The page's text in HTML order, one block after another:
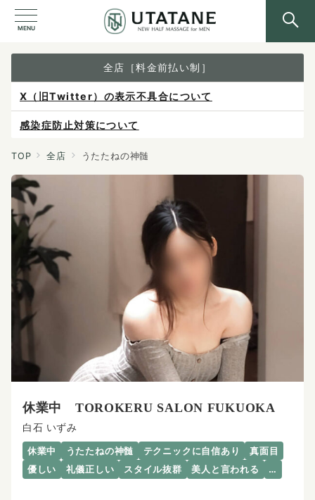
MENU
全店［料金前払い制］
感染症防止対策について
ご予約は各店へ直接お問い合わせください。
料金は当日施術前にお支払いください。
X（旧Twitter）の表示不具合について
TOP 全店 うたたねの神髄
休業中 TOROKERU SALON FUKUOKA
白石 いずみ
休業中 うたたねの神髄 テクニックに自信あり
真面目
優しい
礼儀正しい スタイル抜群 美人と言われる …